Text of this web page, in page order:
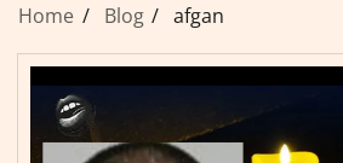
Home Blog afgan